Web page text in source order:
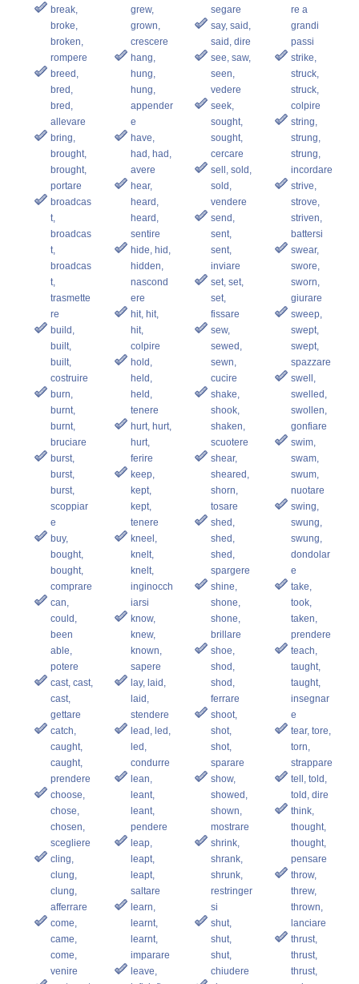
break,
broke,
broken,
rompere
breed,
bred,
bred,
allevare
bring,
brought,
brought,
portare
broadcas
t,
broadcas
t,
broadcas
t,
trasmette
re
build,
built,
built,
costruire
burn,
burnt,
burnt,
bruciare
burst,
burst,
burst,
scoppiar
e
buy,
bought,
bought,
comprare
can,
could,
been
able,
potere
cast, cast,
cast,
gettare
catch,
caught,
caught,
prendere
choose,
chose,
chosen,
scegliere
cling,
clung,
clung,
afferrare
come,
came,
come,
venire
grew,
grown,
crescere
hang,
hung,
hung,
appender
e
have,
had, had,
avere
hear,
heard,
heard,
sentire
hide, hid,
hidden,
nascond
ere
hit, hit,
hit,
colpire
hold,
held,
held,
tenere
hurt, hurt,
hurt,
ferire
keep,
kept,
kept,
tenere
kneel,
knelt,
knelt,
inginocch
iarsi
know,
knew,
known,
sapere
lay, laid,
laid,
stendere
lead, led,
led,
condurre
lean,
leant,
leant,
pendere
leap,
leapt,
leapt,
saltare
learn,
learnt,
learnt,
imparare
leave,
segare
say, said,
said, dire
see, saw,
seen,
vedere
seek,
sought,
sought,
cercare
sell, sold,
sold,
vendere
send,
sent,
sent,
inviare
set, set,
set,
fissare
sew,
sewed,
sewn,
cucire
shake,
shook,
shaken,
scuotere
shear,
sheared,
shorn,
tosare
shed,
shed,
shed,
spargere
shine,
shone,
shone,
brillare
shoe,
shod,
shod,
ferrare
shoot,
shot,
shot,
sparare
show,
showed,
shown,
mostrare
shrink,
shrank,
shrunk,
restringer
si
shut,
shut,
shut,
chiudere
re a
grandi
passi
strike,
struck,
struck,
colpire
string,
strung,
strung,
incordare
strive,
strove,
striven,
battersi
swear,
swore,
sworn,
giurare
sweep,
swept,
swept,
spazzare
swell,
swelled,
swollen,
gonfiare
swim,
swam,
swum,
nuotare
swing,
swung,
swung,
dondolar
e
take,
took,
taken,
prendere
teach,
taught,
taught,
insegnar
e
tear, tore,
torn,
strappare
tell, told,
told, dire
think,
thought,
thought,
pensare
throw,
threw,
thrown,
lanciare
thrust,
thrust,
thrust,